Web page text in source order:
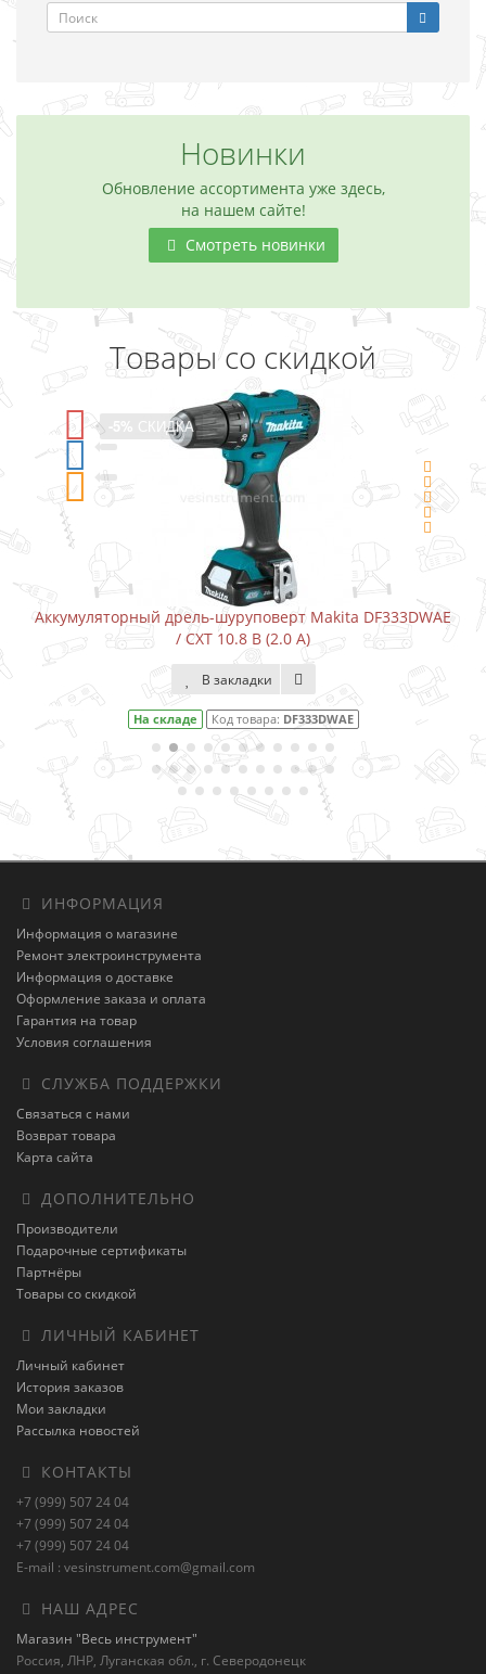
Новинки
Обновление ассортимента уже здесь,
на нашем сайте!
Смотреть новинки
Товары со скидкой
СКИДКА
Аккумуляторный дрель-шуруповерт Makita DF333DWAE
/ CXT 10.8 В (2.0 А)
В закладки
На складе Код товара: DF333DWAE
ИНФОРМАЦИЯ
Информация о магазине
Ремонт электроинструмента
Информация о доставке
Оформление заказа и оплата
Гарантия на товар
Условия соглашения
СЛУЖБА ПОДДЕРЖКИ
Связаться с нами
Возврат товара
Карта сайта
ДОПОЛНИТЕЛЬНО
Производители
Подарочные сертификаты
Партнёры
Товары со скидкой
ЛИЧНЫЙ КАБИНЕТ
Личный кабинет
История заказов
Мои закладки
Рассылка новостей
КОНТАКТЫ
+7 (999) 507 24 04
+7 (999) 507 24 04
+7 (999) 507 24 04
E-mail : vesinstrument.com@gmail.com
НАШ АДРЕС
Магазин "Весь инструмент"
Россия, ЛНР, Луганская обл., г. Северодонецк